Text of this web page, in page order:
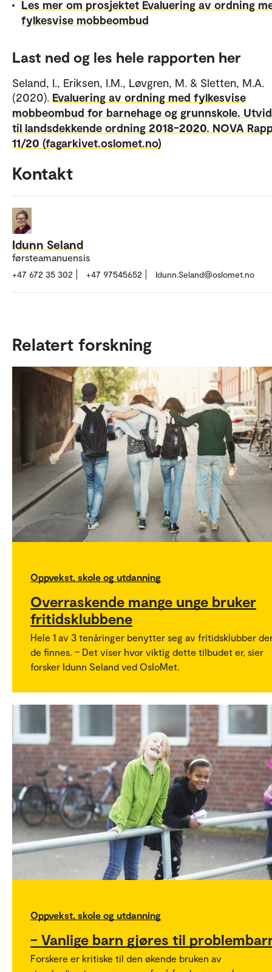
Les mer om prosjektet Evaluering av ordning
fylkesvise mobbeombud
Last ned og les hele rapporten her
Seland, I., Eriksen, I.M., Løvgren, M. & Sletten, M.A.
(2020). Evaluering av ordning med fylkesvise
mobbeombud for barnehage og grunnskole.
til landsdekkende ordning 2018–2020. NOVA
11/20 (fagarkivet.oslomet.no)
Kontakt
Idunn Seland
førsteamanuensis
+47 672 35 302 +47 97545652 Idunn.Seland@oslomet.no
Relatert forskning
Oppvekst, skole og utdanning
Overraskende mange unge bruker
fritidsklubbene
Hele 1 av 3 tenåringer benytter seg av fritidsklubber
de finnes. – Det viser hvor viktig dette tilbudet er, sier
forsker Idunn Seland ved OsloMet.
Oppvekst, skole og utdanning
– Vanlige barn gjøres til
Forskere er kritiske til den økende bruken av